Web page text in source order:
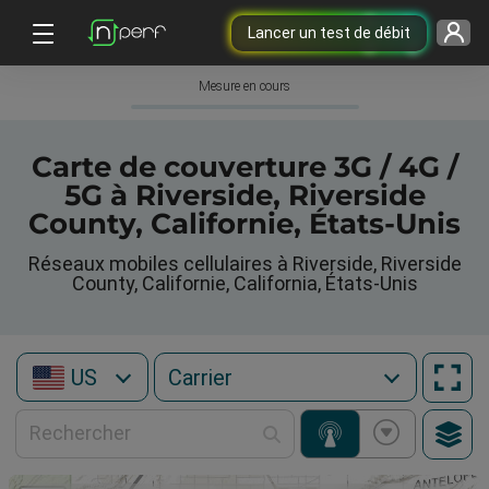
Lancer un test de débit
Mesure en cours
Carte de couverture 3G / 4G /
5G à Riverside, Riverside
County, Californie, États-Unis
Réseaux mobiles cellulaires à Riverside, Riverside
County, Californie, California, États-Unis
US